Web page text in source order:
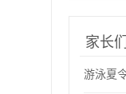
家长
游泳夏